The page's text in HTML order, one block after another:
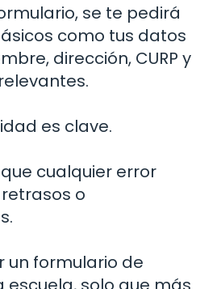
se te pedirá
como tus datos
dirección, CURP y
es clave.
cualquier error
o
un formulario de